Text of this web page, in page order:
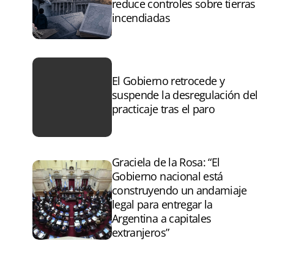
reduce controles sobre tierras
incendiadas
El Gobierno retrocede y
suspende la desregulación del
practicaje tras el paro
Graciela de la Rosa: “El
Gobierno nacional está
construyendo un andamiaje
legal para entregar la
Argentina a capitales
extranjeros”